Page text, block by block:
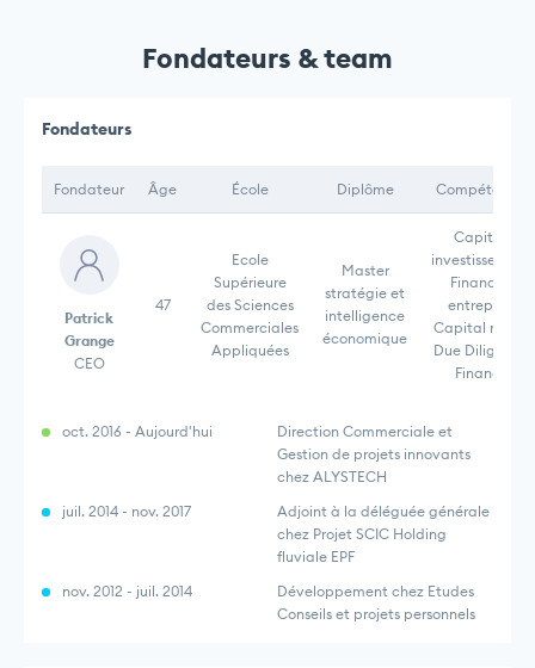
Fondateurs & team
Fondateurs
Fondateur Âge École Diplôme Compétences
Patrick
Grange
CEO
47
Ecole
Supérieure
des Sciences
Commerciales
Appliquées
Master
stratégie et
intelligence
économique
Capital-
investissement,
Finance d
entreprise,
Capital risque,
Due Diligence,
Finance,
oct. 2016 - Aujourd'hui
Direction Commerciale et
Gestion de projets innovants
chez ALYSTECH
juil. 2014 - nov. 2017
Adjoint à la déléguée générale
chez Projet SCIC Holding
fluviale EPF
nov. 2012 - juil. 2014
Développement chez Etudes
Conseils et projets personnels